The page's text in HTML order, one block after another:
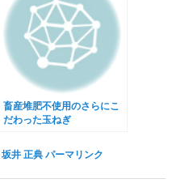
畜産堆肥不使用のさらにこ
だわった玉ねぎ
坂井 正典パーマリンク